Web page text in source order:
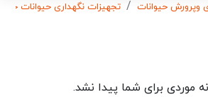
وپرورش حیوانات تجهیزات نگهداری حیوانات
موردی برای شما پیدا نشد.